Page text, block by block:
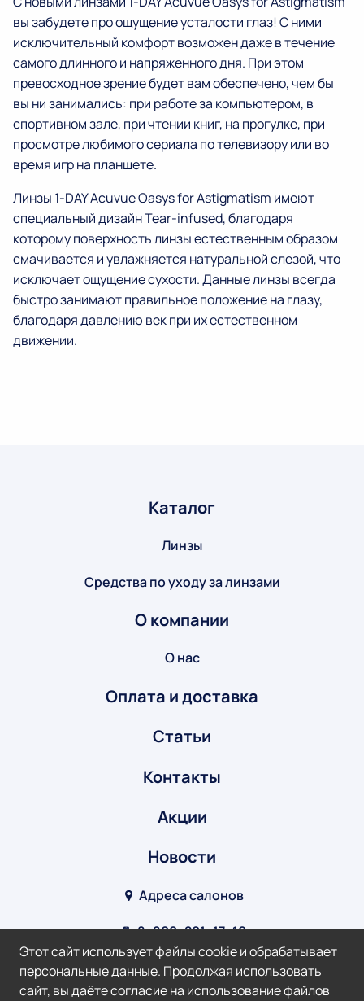
вы забудете про ощущение усталости глаз! С ними
исключительный комфорт возможен даже в течение
самого длинного и напряженного дня. При этом
превосходное зрение будет вам обеспечено, чем бы
вы ни занимались: при работе за компьютером, в
спортивном зале, при чтении книг, на прогулке, при
просмотре любимого сериала по телевизору или во
время игр на планшете.
Линзы 1-DAY Acuvue Oasys for Astigmatism имеют
специальный дизайн Tear-infused, благодаря
которому поверхность линзы естественным образом
смачивается и увлажняется натуральной слезой, что
исключает ощущение сухости. Данные линзы всегда
быстро занимают правильное положение на глазу,
благодаря давлению век при их естественном
движении.
Каталог
Линзы
Средства по уходу за линзами
О компании
О нас
Оплата и доставка
Статьи
Контакты
Акции
Новости
Адреса салонов
8‒800‒201‒17‒10
info@optik-v.ru
Этот сайт использует файлы cookie и обрабатывает
персональные данные. Продолжая использовать
сайт, вы даёте согласие на использование файлов